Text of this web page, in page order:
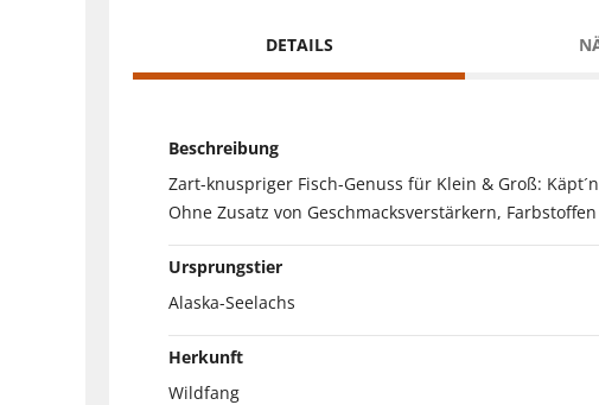
DETAILS
Beschreibung
Zart-knuspriger Fisch-Genuss für Klein & Groß:
Ohne Zusatz von Geschmacksverstärkern,
Ursprungstier
Alaska-Seelachs
Herkunft
Wildfang